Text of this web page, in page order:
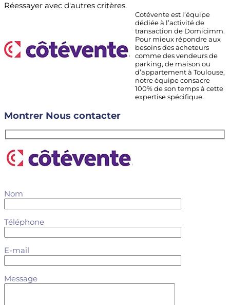
Réessayer avec d'autres critères.
Cotévente est l’équipe
dédiée à l’activité de
transaction de Domicimm.
Pour mieux répondre aux
besoins des acheteurs
comme des vendeurs de
parking, de maison ou
d’appartement à Toulouse,
notre équipe consacre
100% de son temps à cette
expertise spécifique.
Montrer Nous contacter
Nom
Téléphone
E-mail
Message